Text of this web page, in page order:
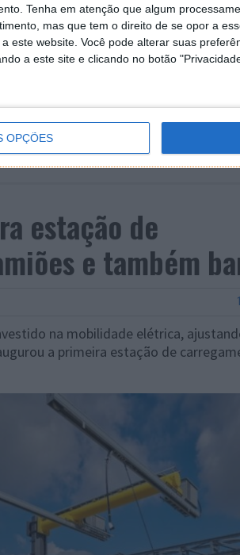
Tenha em atenção que algum
mas que tem o direito de se opor a
este website. Você pode alterar suas
a este site e clicando no botão
OPÇÕES
estação de
e também
na mobilidade elétrica,
a primeira estação de